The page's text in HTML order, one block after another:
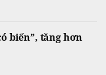
biến”, tăng hơn